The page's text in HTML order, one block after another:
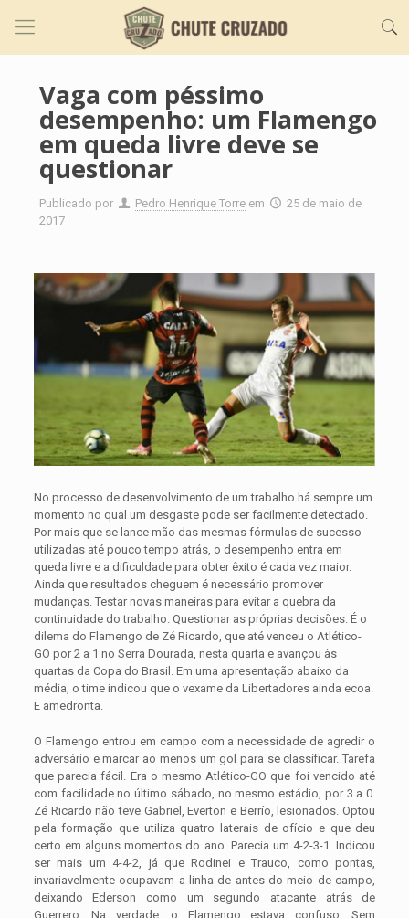
Vaga com péssimo
desempenho: um Flamengo
em queda livre deve se
questionar
Publicado por Pedro Henrique Torre em
25 de maio de
2017
No processo de desenvolvimento de um trabalho há sempre um
momento no qual um desgaste pode ser facilmente detectado.
Por mais que se lance mão das mesmas fórmulas de sucesso
utilizadas até pouco tempo atrás, o desempenho entra em
queda livre e a dificuldade para obter êxito é cada vez maior.
Ainda que resultados cheguem é necessário promover
mudanças. Testar novas maneiras para evitar a quebra da
continuidade do trabalho. Questionar as próprias decisões. É o
dilema do Flamengo de Zé Ricardo, que até venceu o Atlético-
GO por 2 a 1 no Serra Dourada, nesta quarta e avançou às
quartas da Copa do Brasil. Em uma apresentação abaixo da
média, o time indicou que o vexame da Libertadores ainda ecoa.
E amedronta.
O Flamengo entrou em campo com a necessidade de agredir o
adversário e marcar ao menos um gol para se classificar. Tarefa
que parecia fácil. Era o mesmo Atlético-GO que foi vencido até
com facilidade no último sábado, no mesmo estádio, por 3 a 0.
Zé Ricardo não teve Gabriel, Everton e Berrío, lesionados. Optou
pela formação que utiliza quatro laterais de ofício e que deu
certo em alguns momentos do ano. Parecia um 4-2-3-1. Indicou
ser mais um 4-4-2, já que Rodinei e Trauco, como pontas,
invariavelmente ocupavam a linha de antes do meio de campo,
deixando Ederson como um segundo atacante atrás de
Guerrero. Na verdade, o Flamengo estava confuso. Sem